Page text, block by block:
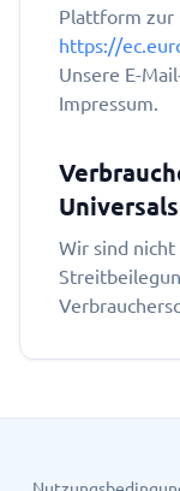
Plattform zur
https://
Unsere E-
Impressum.
Wir sind